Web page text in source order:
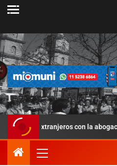
con la abogacía y la salud